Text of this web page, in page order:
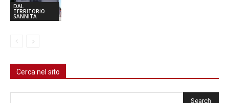
DAL
TERRITORIO
SANNITA
Cerca nel sito